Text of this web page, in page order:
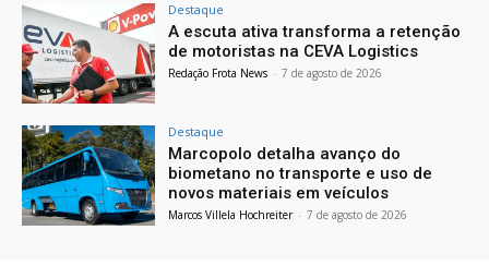
Destaque
A escuta ativa transforma a retenção
de motoristas na CEVA Logistics
Redação Frota News - 7 de agosto de 2026
Destaque
Marcopolo detalha avanço do
biometano no transporte e uso de
novos materiais em veículos
Marcos Villela Hochreiter - 7 de agosto de 2026